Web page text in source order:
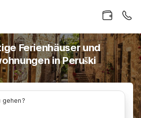
Ferienhäuser und
in Peruški
gehen?